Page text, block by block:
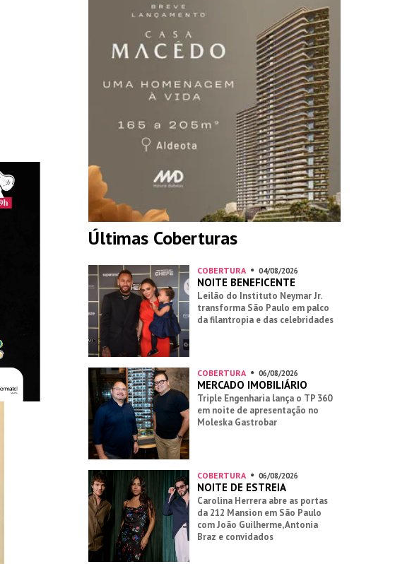
Últimas Coberturas
COBERTURA 04/08/2026
NOITE BENEFICENTE
Leilão do Instituto Neymar Jr.
transforma São Paulo em palco
da filantropia e das celebridades
COBERTURA 06/08/2026
MERCADO IMOBILIÁRIO
Triple Engenharia lança o TP 360
em noite de apresentação no
Moleska Gastrobar
COBERTURA 06/08/2026
NOITE DE ESTREIA
Carolina Herrera abre as portas
da 212 Mansion em São Paulo
com João Guilherme, Antonia
Braz e convidados